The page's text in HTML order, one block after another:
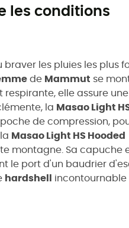
les conditions
les pluies les plus
de Mammut se
respirante, elle assure
la Masao Light
de compression,
Masao Light HS Hooded
montagne. Sa capuche
le port d'un baudrier
hardshell
incontournable